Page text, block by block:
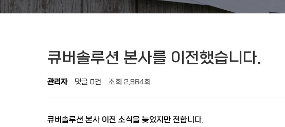
큐버솔루션 본사를 이전했습니다.
관리자 댓글 0건 조회 2,964회
큐버솔루션 본사 이전 소식을 늦었지만 전합니다.